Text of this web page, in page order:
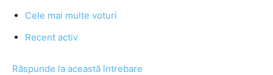
Cele mai multe voturi
Recent activ
Răspunde la această întrebare